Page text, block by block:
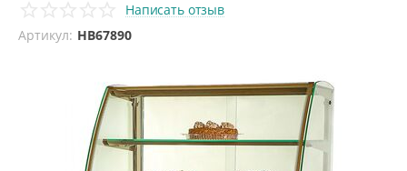
Нейтральное оборудование /
Прилавки и витрины нейтральные
Написать отзыв
Артикул: HB67890